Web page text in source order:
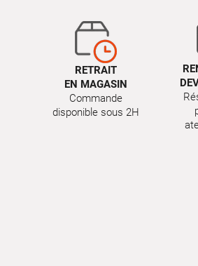
RETRAIT
EN MAGASIN
Commande
disponible sous 2H